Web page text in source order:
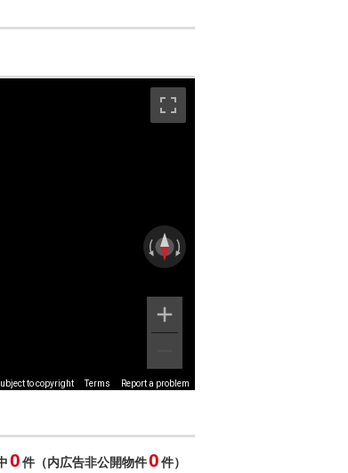
to copyright Terms Report a problem
0件（内広告非公開物件0件）